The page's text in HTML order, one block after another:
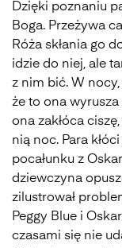
Dzięki poznaniu
Boga. Przeżywa
Róża skłania go
idzie do niej, ale
z nim bić. W
że to ona
ona zakłóca
nią noc. Para
pocałunku z
dziewczyna
zilustrował
Peggy Blue i
czasami się nie